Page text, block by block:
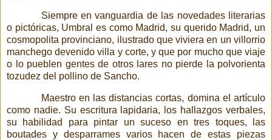
Siempre en vanguardia de las novedades literarias
o pictóricas, Umbral es como Madrid, su querido Madrid, un
cosmopolita provinciano, ilustrado que viviera en un villorrio
manchego devenido villa y corte, y que por mucho que viaje
o lo pueblen gentes de otros lares no pierde la polvorienta
tozudez del pollino de Sancho.
Maestro en las distancias cortas, domina el artículo
como nadie. Su escritura lapidaria, los hallazgos verbales,
su habilidad para pintar un suceso en tres toques, las
boutades y desparrames varios hacen de estas piezas